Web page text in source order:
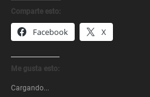
Comparte esto:
Facebook X
Me gusta esto:
Cargando...